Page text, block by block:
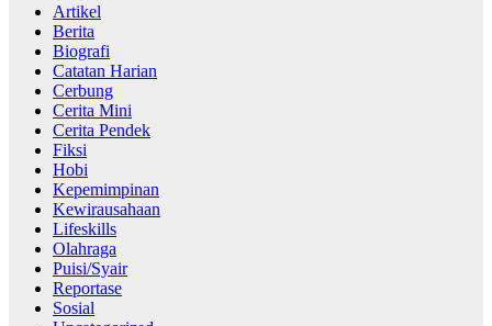
Artikel
Berita
Biografi
Catatan Harian
Cerbung
Cerita Mini
Cerita Pendek
Fiksi
Hobi
Kepemimpinan
Kewirausahaan
Lifeskills
Olahraga
Puisi/Syair
Reportase
Sosial